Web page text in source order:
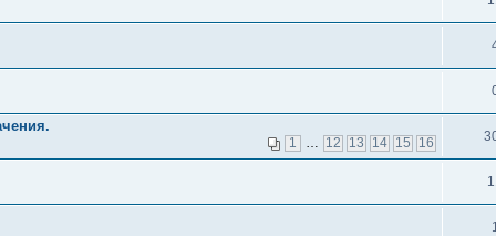
1 12 13 14 15 16
1